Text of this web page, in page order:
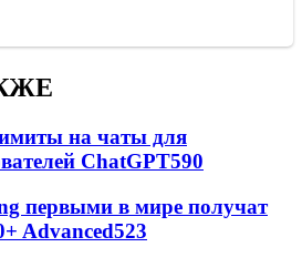
на чаты для
ChatGPT590
первыми в мире получат
Advanced523